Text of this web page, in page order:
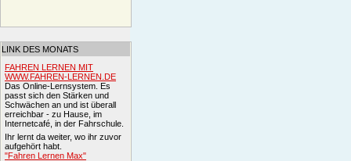
LINK DES MONATS
FAHREN LERNEN MIT
WWW.FAHREN-LERNEN.DE
Das Online-Lernsystem. Es
passt sich den Stärken und
Schwächen an und ist überall
erreichbar - zu Hause, im
Internetcafé, in der Fahrschule.
Ihr lernt da weiter, wo ihr zuvor
aufgehört habt.
"Fahren Lernen Max"